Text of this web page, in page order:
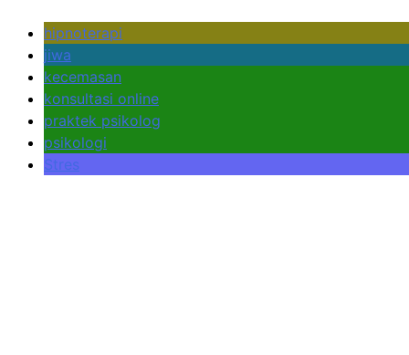
hipnoterapi
jiwa
kecemasan
konsultasi online
praktek psikolog
psikologi
Stres